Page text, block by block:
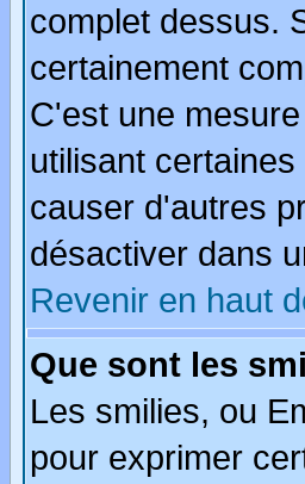
complet dessus.
certainement
C'est une
utilisant
causer d'autres
désactiver dans
Revenir en haut
Que sont les
Les smilies, ou
pour exprimer